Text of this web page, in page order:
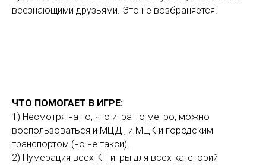
всезнающими друзьями. Это не возбраняется!
ЧТО ПОМОГАЕТ В ИГРЕ:
1) Несмотря на то, что игра по метро, можно
воспользоваться и МЦД , и МЦК и городским
транспортом (но не такси).
2) Нумерация всех КП игры для всех категорий